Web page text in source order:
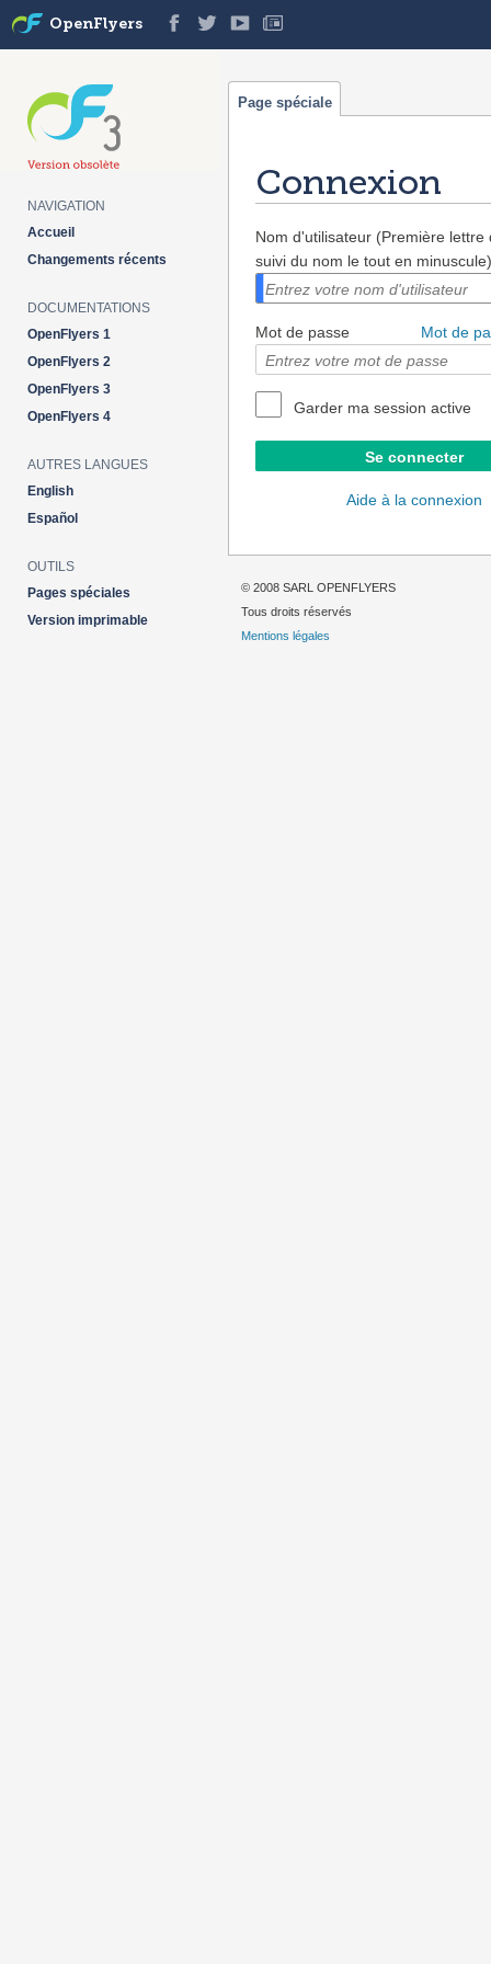
Connexion
Nom d'utilisateur (Première lettre
suivi du nom le tout en minuscule)
Mot de passe Mot de
Garder ma session active
Aide à la connexion
Page spéciale
OpenFlyers
NAVIGATION
Accueil
Changements récents
DOCUMENTATIONS
OpenFlyers 1
OpenFlyers 2
OpenFlyers 3
OpenFlyers 4
AUTRES LANGUES
English
Español
OUTILS
Pages spéciales
Version imprimable
© 2008 SARL OPENFLYERS
Tous droits réservés
Mentions légales